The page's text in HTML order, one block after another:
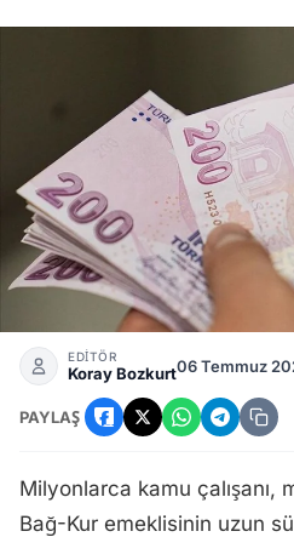
Temmuz 2026 Maaş Zammı
EDİTÖR
Koray Bozkurt06 Temmuz
PAYLAŞ
Milyonlarca kamu çalışanı,
Bağ-Kur emeklisinin uzun